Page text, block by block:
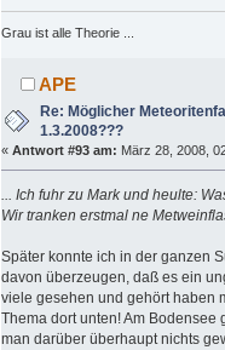
Grau ist alle Theorie ...
APE
Re: Möglicher
1.3.2008???
« Antwort #93 am: März 28, 2008,
... Ich fuhr zu Mark und heulte:
Wir tranken erstmal ne
Später konnte ich in der ganzen
davon überzeugen, daß es ein
viele gesehen und gehört haben
Thema dort unten! Am
man darüber überhaupt nichts